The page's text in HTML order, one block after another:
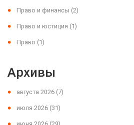
Право и финансы (2)
Право и юстиция (1)
Право (1)
Архивы
августа 2026 (7)
июля 2026 (31)